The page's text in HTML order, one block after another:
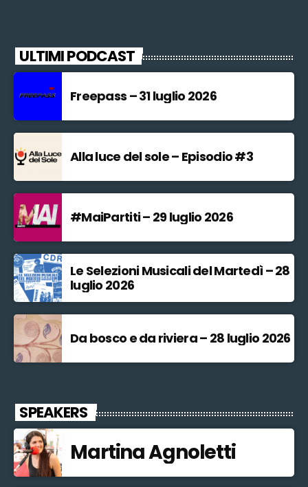
ULTIMI PODCAST
Freepass – 31 luglio 2026
Alla luce del sole – Episodio #3
#MaiPartiti – 29 luglio 2026
Le Selezioni Musicali del Martedì – 28
luglio 2026
Da bosco e da riviera – 28 luglio 2026
SPEAKERS
Martina Agnoletti